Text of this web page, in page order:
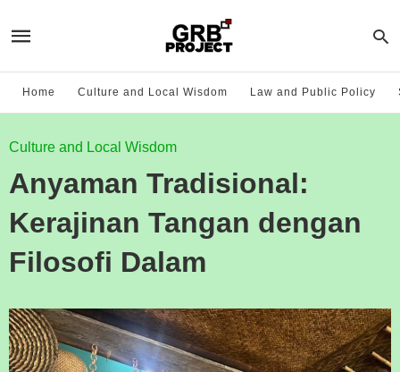
Home Culture and Local Wisdom Law and Public Policy
Culture and Local Wisdom
Anyaman Tradisional:
Kerajinan Tangan dengan
Filosofi Dalam